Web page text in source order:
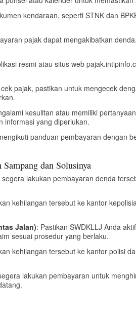
kendaraan, seperti STNK dan
pajak dapat mengakibatkan
resmi atau situs web
pajak, pastikan untuk mengecek
kesulitan atau memiliki
informasi yang diperlukan.
panduan pembayaran dengan
dan Solusinya
lakukan pembayaran denda
kehilangan tersebut ke kantor
Jalan): Pastikan SWDKLLJ Anda
sesuai prosedur yang berlaku.
kehilangan tersebut ke kantor polisi
lakukan pembayaran untuk